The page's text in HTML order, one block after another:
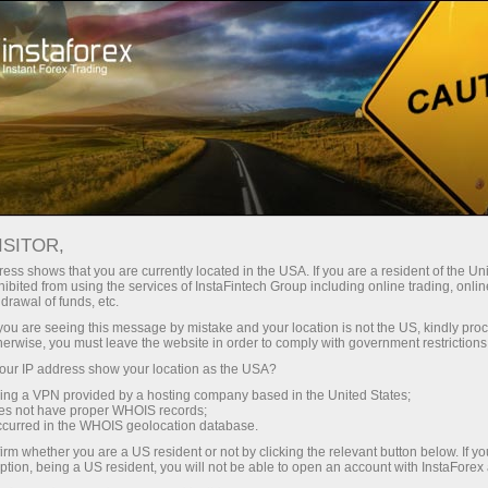
Avec InstaForex, vous accédez à
compétitives : effet de levier
jusqu’à 1:5000, parmi les meilleurs
spreads et commissions du
marché, ainsi que des conditions
avantageuses pour le trading
d’actions et d’indices.
Spreads
Bonus de 30 %
sur chaque dépôt
Vitesse
dans le trading et sur l’autoroute
shows that you are currently located in the USA. If you are a resident of the
from using the services of InstaFintech Group including online trading,
of funds, etc.
are seeing this message by mistake and your location is not the US, kindly
you must leave the website in order to comply with government
IP address show your location as the USA?
a VPN provided by a hosting company based in the United States;
not have proper WHOIS records;
in the WHOIS geolocation database.
whether you are a US resident or not by clicking the relevant button below. If
being a US resident, you will not be able to open an account with InstaForex